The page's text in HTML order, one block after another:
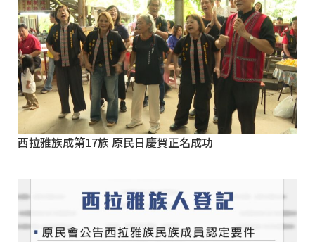
西拉雅族成第17族 原民日慶賀正名成功